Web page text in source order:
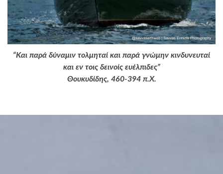
“Και παρά δύναμιν τολμηταί και παρά γνώμην κινδυνευταί
και εν τοις δεινοίς ευέλπιδες”
Θουκυδίδης, 460-394 π.Χ.